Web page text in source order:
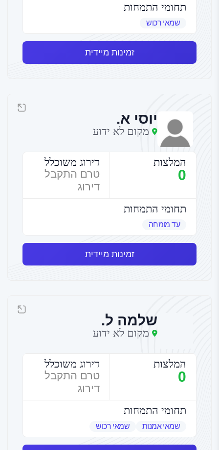
תחומי התמחות
שמאי רכוש
זמינות מיידית
יוסי א.
מקום לא ידוע
המלצות
0
דירוג משוכלל
טרם התקבל
דירוג
תחומי התמחות
עד מומחה
זמינות מיידית
שלמה ל.
מקום לא ידוע
המלצות
0
דירוג משוכלל
טרם התקבל
דירוג
תחומי התמחות
שמאי אמנות שמאי רכוש